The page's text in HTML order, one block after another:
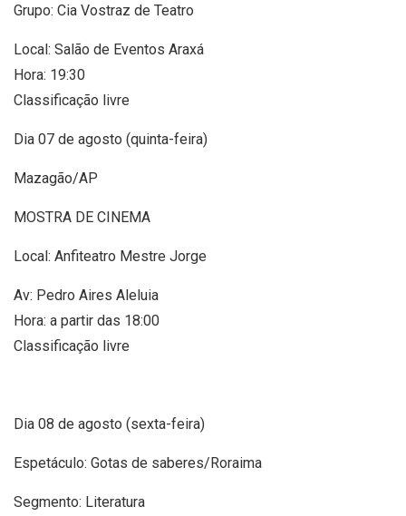
Grupo: Cia Vostraz de Teatro
Local: Salão de Eventos Araxá
Hora: 19:30
Classificação livre
Dia 07 de agosto (quinta-feira)
Mazagão/AP
MOSTRA DE CINEMA
Local: Anfiteatro Mestre Jorge
Av: Pedro Aires Aleluia
Hora: a partir das 18:00
Classificação livre
Dia 08 de agosto (sexta-feira)
Espetáculo: Gotas de saberes/Roraima
Segmento: Literatura